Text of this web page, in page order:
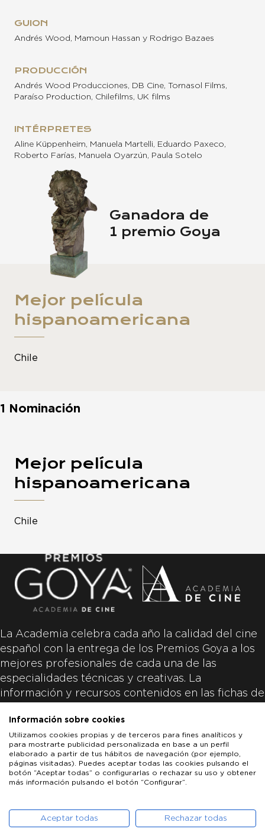
GUION
Andrés Wood, Mamoun Hassan y Rodrigo Bazaes
PRODUCCIÓN
Andrés Wood Producciones, DB Cine, Tornasol Films,
Paraíso Production, Chilefilms, UK films
INTÉRPRETES
Aline Küppenheim, Manuela Martelli, Eduardo Paxeco,
Roberto Farías, Manuela Oyarzún, Paula Sotelo
Ganadora de
1 premio Goya
Mejor película
hispanoamericana
Chile
1 Nominación
Mejor película
hispanoamericana
Chile
La Academia celebra cada año la calidad del cine
español con la entrega de los Premios Goya a los
mejores profesionales de cada una de las
especialidades técnicas y creativas. La
información y recursos contenidos en las fichas de
productoras de las películas y responsabilidad
única y exclusiva de las mismas.
ACADEMIA DE CINE
PATROCINADORES PRENSA CONTACTO
Información sobre cookies
Utilizamos cookies propias y de terceros para fines analíticos y
para mostrarte publicidad personalizada en base a un perfil
elaborado a partir de tus hábitos de navegación (por ejemplo,
páginas visitadas). Puedes aceptar todas las cookies pulsando el
botón “Aceptar todas” o configurarlas o rechazar su uso y obtener
más información pulsando el botón “Configurar”.
Aceptar todas Rechazar todas